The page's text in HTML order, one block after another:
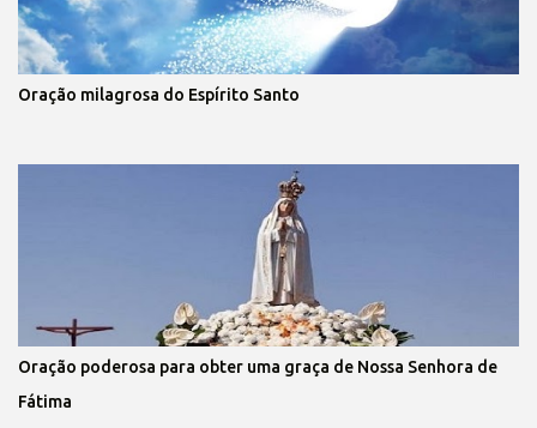
Oração milagrosa do Espírito Santo
Oração poderosa para obter uma graça de Nossa Senhora de
Fátima